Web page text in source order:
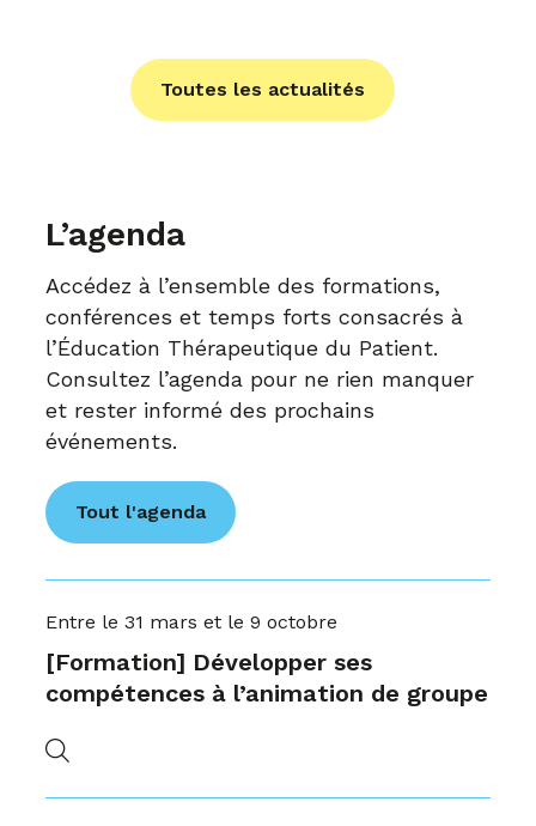
Toutes les actualités
L’agenda
Accédez à l’ensemble des formations,
conférences et temps forts consacrés à
l’Éducation Thérapeutique du Patient.
Consultez l’agenda pour ne rien manquer
et rester informé des prochains
événements.
Tout l'agenda
Entre le 31 mars et le 9 octobre
[Formation] Développer ses
compétences à l’animation de groupe